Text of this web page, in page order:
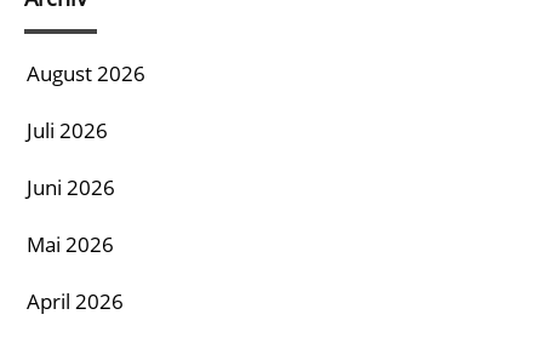
August 2026
Juli 2026
Juni 2026
Mai 2026
April 2026